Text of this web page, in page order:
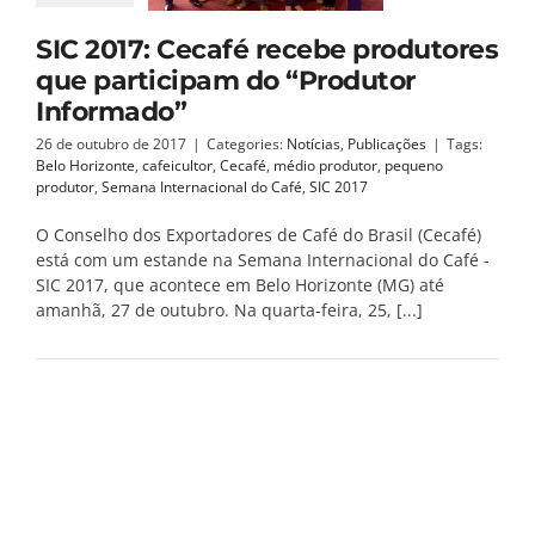
SIC 2017: Cecafé recebe produtores
que participam do “Produtor
Informado”
26 de outubro de 2017 | Categories: Notícias, Publicações | Tags:
Belo Horizonte, cafeicultor, Cecafé, médio produtor, pequeno
produtor, Semana Internacional do Café, SIC 2017
O Conselho dos Exportadores de Café do Brasil (Cecafé)
está com um estande na Semana Internacional do Café -
SIC 2017, que acontece em Belo Horizonte (MG) até
amanhã, 27 de outubro. Na quarta-feira, 25, [...]